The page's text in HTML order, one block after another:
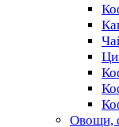
Овощи,